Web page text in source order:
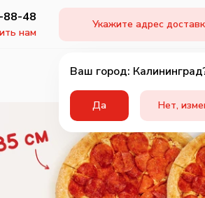
88-48
нам
Укажите адрес
Ваш город:
Да Нет,